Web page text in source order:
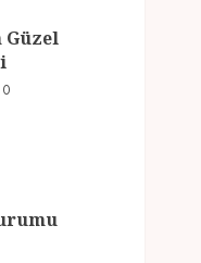
Güzel
0